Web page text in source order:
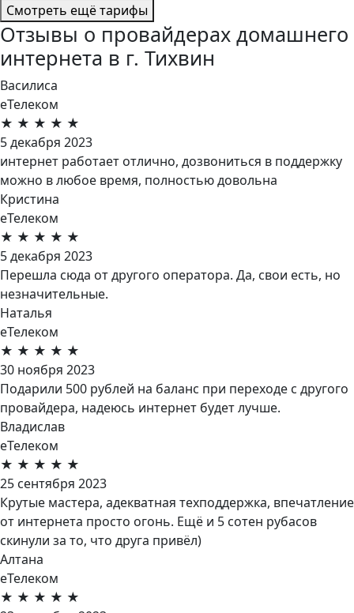
Смотреть ещё тарифы
Отзывы о провайдерах домашнего
интернета в г. Тихвин
Василиса
еТелеком
★ ★ ★ ★ ★
5 декабря 2023
интернет работает отлично, дозвониться в поддержку
можно в любое время, полностью довольна
Кристина
еТелеком
★ ★ ★ ★ ★
5 декабря 2023
Перешла сюда от другого оператора. Да, свои есть, но
незначительные.
Наталья
еТелеком
★ ★ ★ ★ ★
30 ноября 2023
Подарили 500 рублей на баланс при переходе с другого
провайдера, надеюсь интернет будет лучше.
Владислав
еТелеком
★ ★ ★ ★ ★
25 сентября 2023
Крутые мастера, адекватная техподдержка, впечатление
от интернета просто огонь. Ещё и 5 сотен рубасов
скинули за то, что друга привёл)
Алтана
еТелеком
★ ★ ★ ★ ★